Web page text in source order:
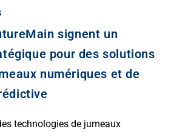
signent un
pour des solutions
numériques et de
technologies de jumeaux